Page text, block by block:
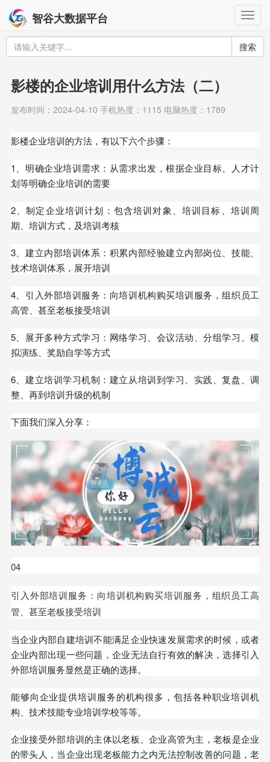
智谷大数据平台
搜索
影楼的企业培训用什么方法（二）
发布时间：2024-04-10 手机热度：1115 电脑热度：1789
影楼企业培训的方法，有以下六个步骤：
1、明确企业培训需求：从需求出发，根据企业目标、人才计
划等明确企业培训的需要
2、制定企业培训计划：包含培训对象、培训目标、培训周
期、培训方式，及培训考核
3、建立内部培训体系：积累内部经验建立内部岗位、技能、
技术培训体系，展开培训
4、引入外部培训服务：向培训机构购买培训服务，组织员工
高管、甚至老板接受培训
5、展开多种方式学习：网络学习、会议活动、分组学习、模
拟演练、奖励自学等方式
6、建立培训学习机制：建立从培训到学习、实践、复盘、调
整、再到培训升级的机制
下面我们深入分享：
04
引入外部培训服务：向培训机构购买培训服务，组织员工高
管、甚至老板接受培训
当企业内部自建培训不能满足企业快速发展需求的时候，或者
企业内部出现一些问题，企业无法自行有效的解决，选择引入
外部培训服务显然是正确的选择。
能够向企业提供培训服务的机构很多，包括各种职业培训机
构、技术技能专业培训学校等等。
企业接受外部培训的主体以老板、企业高管为主，老板是企业
的带头人，当企业出现老板能力之内无法控制改善的问题，老